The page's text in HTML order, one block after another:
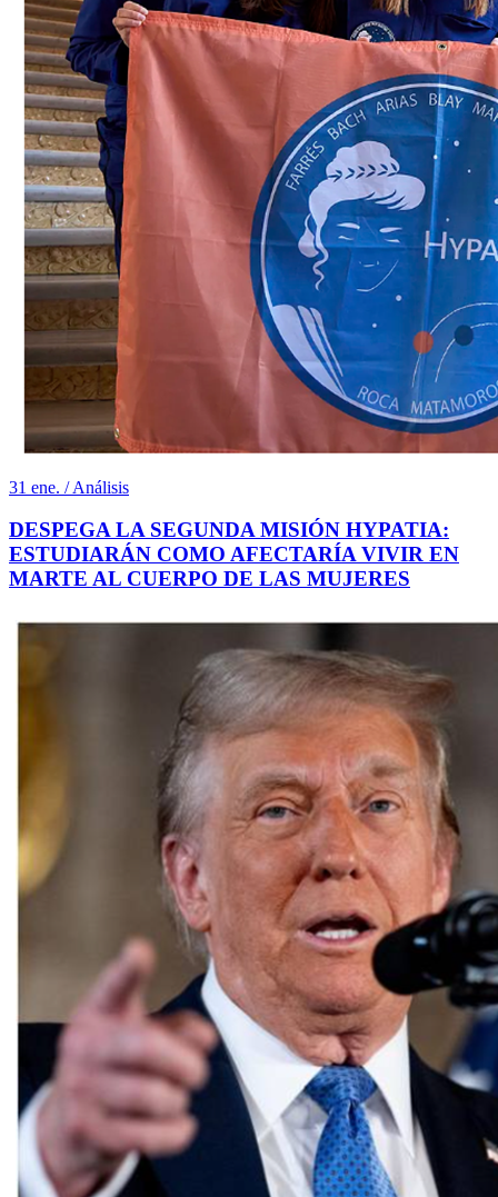
31 ene. / Análisis
DESPEGA LA SEGUNDA MISIÓN HYPATIA:
ESTUDIARÁN COMO AFECTARÍA VIVIR EN
MARTE AL CUERPO DE LAS MUJERES